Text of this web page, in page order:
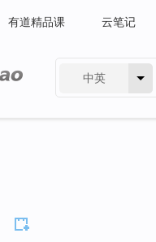
有道精品课 云笔记
中英